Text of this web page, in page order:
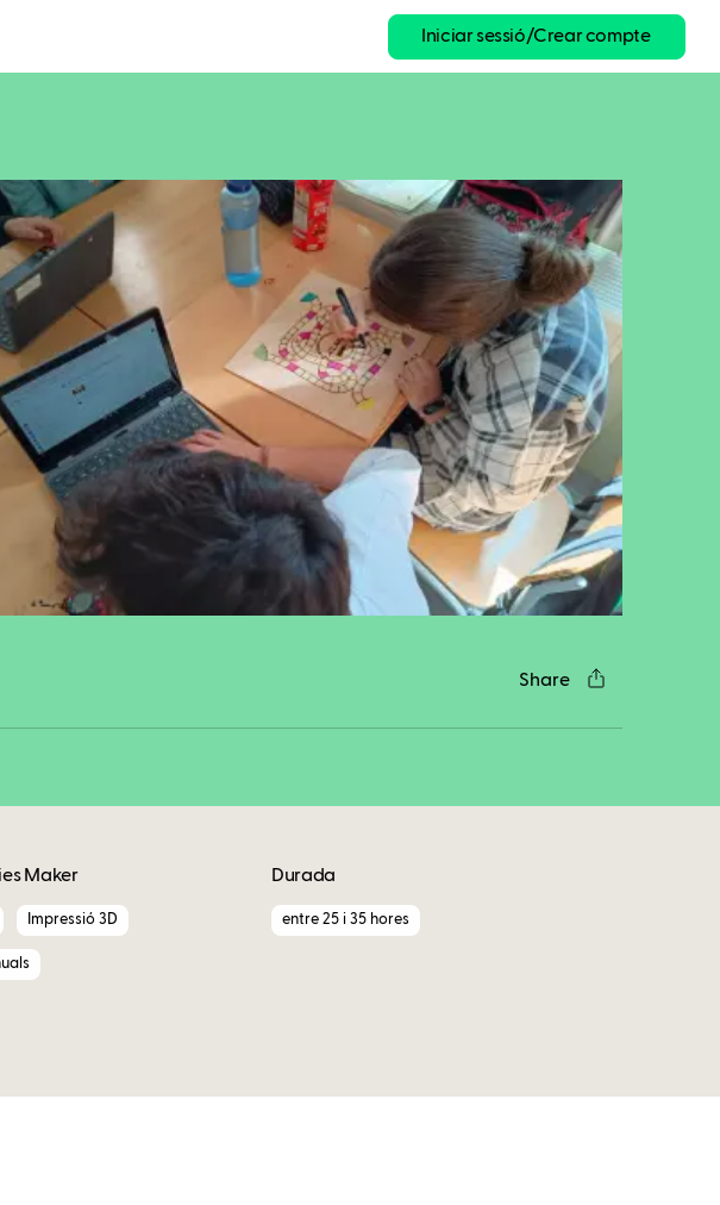
Iniciar sessió/Crear compte
Share
Facebook
Twitter
LinkedIn
WhatsApp
Reddit
Gmail
Email
Maker
Impressió 3D
Durada
entre 25 i 35 hores